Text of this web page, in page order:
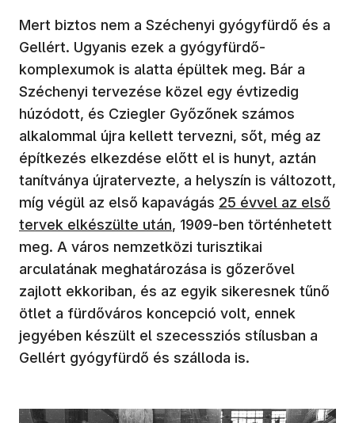
Mert biztos nem a Széchenyi gyógyfürdő és a
Gellért. Ugyanis ezek a gyógyfürdő-
komplexumok is alatta épültek meg. Bár a
Széchenyi tervezése közel egy évtizedig
húzódott, és Cziegler Győzőnek számos
alkalommal újra kellett tervezni, sőt, még az
építkezés elkezdése előtt el is hunyt, aztán
tanítványa újratervezte, a helyszín is változott,
míg végül az első kapavágás 25 évvel az első
tervek elkészülte után, 1909-ben történhetett
meg. A város nemzetközi turisztikai
arculatának meghatározása is gőzerővel
zajlott ekkoriban, és az egyik sikeresnek tűnő
ötlet a fürdőváros koncepció volt, ennek
jegyében készült el szecessziós stílusban a
Gellért gyógyfürdő és szálloda is.